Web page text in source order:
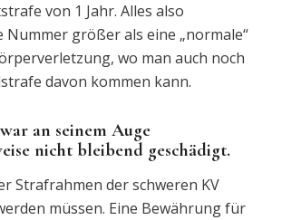
von 1 Jahr. Alles also
Nummer größer als eine „normale“
wo man auch noch
davon kommen kann.
an seinem Auge
nicht bleibend geschädigt.
Strafrahmen der schweren KV
müssen. Eine Bewährung für